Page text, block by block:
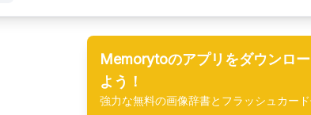
Memorytoのアプリをダウンロ
よう！
強力な無料の画像辞書とフラッシュカード